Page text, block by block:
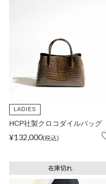
LADIES
HCP社製クロコダイルバッグ
¥132,000 税込
在庫切れ